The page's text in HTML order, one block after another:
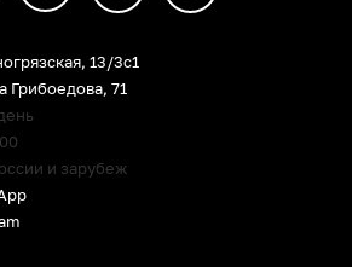
13/3c1
Грибоедова, 71
и зарубеж